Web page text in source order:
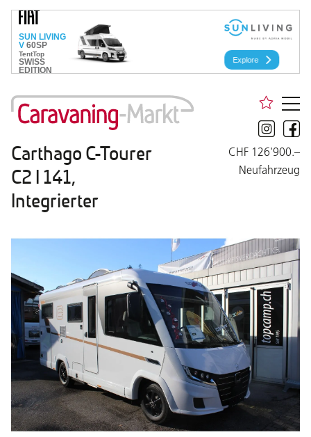
Carthago C-Tourer
C2 I 141,
Integrierter
CHF 126'900.–
Neufahrzeug